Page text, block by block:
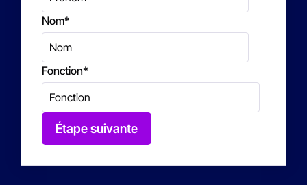
Nom*
Fonction*
Étape suivante